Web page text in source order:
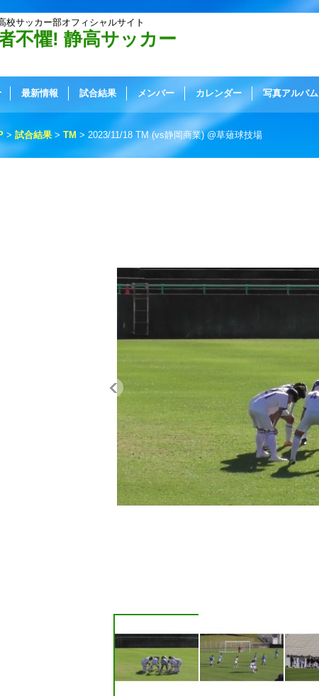
校サッカー部オフィシャルサイト
不懼! 静高サッカー
最新情報 試合結果 メンバー カレンダー 写真アルバム
> 試合結果 > TM > 2023/11/18 TM (vs静岡商業) @草薙球技場